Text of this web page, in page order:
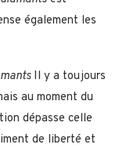
également les
Il y a toujours
au moment du
dépasse celle
de liberté et